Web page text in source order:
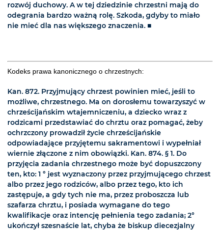
rozwój duchowy. A w tej dziedzinie chrzestni mają do
odegrania bardzo ważną rolę. Szkoda, gdyby to miało
nie mieć dla nas większego znaczenia. ■
Kodeks prawa kanonicznego o chrzestnych:
Kan. 872. Przyjmujący chrzest powinien mieć, jeśli to
możliwe, chrzestnego. Ma on dorosłemu towarzyszyć w
chrześcijańskim wtajemniczeniu, a dziecko wraz z
rodzicami przedstawiać do chrztu oraz pomagać, żeby
ochrzczony prowadził życie chrześcijańskie
odpowiadające przyjętemu sakramentowi i wypełniał
wiernie złączone z nim obowiązki. Kan. 874. § 1. Do
przyjęcia zadania chrzestnego może być dopuszczony
ten, kto: 1 ° jest wyznaczony przez przyjmującego chrzest
albo przez jego rodziców, albo przez tego, kto ich
zastępuje, a gdy tych nie ma, przez proboszcza lub
szafarza chrztu, i posiada wymagane do tego
kwalifikacje oraz intencję pełnienia tego zadania; 2°
ukończył szesnaście lat, chyba że biskup diecezjalny